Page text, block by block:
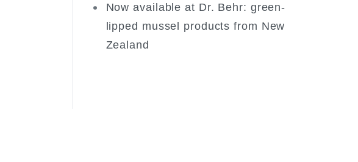
Now available at Dr. Behr: green-
lipped mussel products from New
Zealand